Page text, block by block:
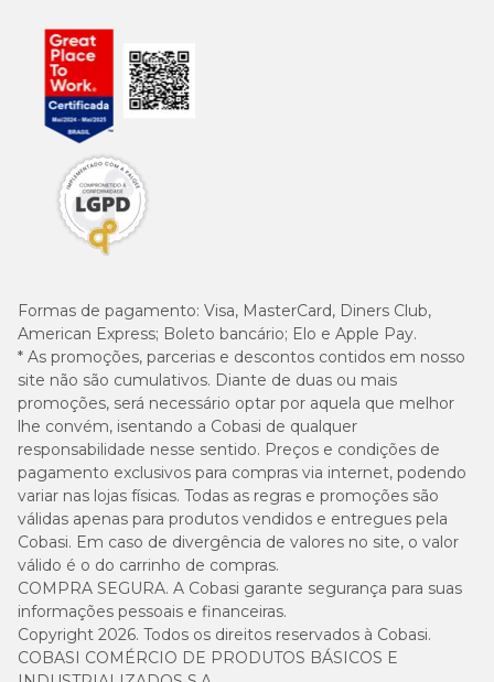
Formas de pagamento: Visa, MasterCard, Diners Club,
American Express; Boleto bancário; Elo e Apple Pay.
* As promoções, parcerias e descontos contidos em nosso
site não são cumulativos. Diante de duas ou mais
promoções, será necessário optar por aquela que melhor
lhe convém, isentando a Cobasi de qualquer
responsabilidade nesse sentido. Preços e condições de
pagamento exclusivos para compras via internet, podendo
variar nas lojas físicas. Todas as regras e promoções são
válidas apenas para produtos vendidos e entregues pela
Cobasi. Em caso de divergência de valores no site, o valor
válido é o do carrinho de compras.
COMPRA SEGURA. A Cobasi garante segurança para suas
informações pessoais e financeiras.
Copyright 2026. Todos os direitos reservados à Cobasi.
COBASI COMÉRCIO DE PRODUTOS BÁSICOS E